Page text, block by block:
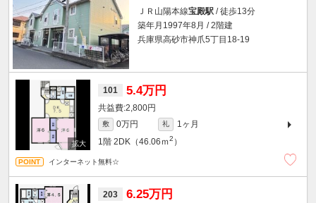
ＪＲ山陽本線宝殿駅 / 徒歩13分
築年月1997年8月 / 2階建
兵庫県高砂市神爪5丁目18-19
101 5.4万円
2,800円
敷 0万円 礼
1ヶ月
1階 2DK（46.06ｍ2 ）
インターネット無料☆
203 6.25万円